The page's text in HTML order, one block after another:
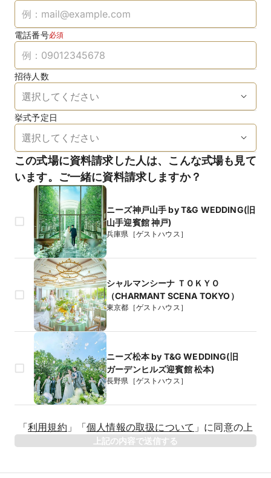
電話番号必須
招待人数
挙式予定日
この式場に資料請求した人は、こんな式場も見て
います。ご一緒に資料請求しますか？
ニーズ神戸山手 by T&G WEDDING(旧
山手迎賓館 神戸)
兵庫県［ゲストハウス］
シャルマンシーナ ＴＯＫＹＯ
（CHARMANT SCENA TOKYO）
東京都［ゲストハウス］
ニーズ松本 by T&G WEDDING(旧
ガーデンヒルズ迎賓館 松本)
長野県［ゲストハウス］
年
「利用規約 」 「個人情報の取扱について 」 に同意の上
上記の内容で送信する